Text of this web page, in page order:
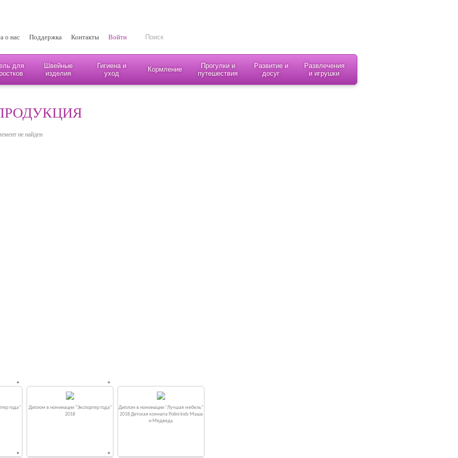
о нас Поддержка Контакты Войти
для
Швейные
изделия
Гигиена и
уход
Кормление
Прогулки и
путешествия
Развитие и
досуг
Развлечения
и игрушки
не найден
года"
Диплом в номинации "Экспортер года"
2018
Диплом в номинации "Лучшая мебель"
2018 Детская комната Polini kids Маша
и Медведь